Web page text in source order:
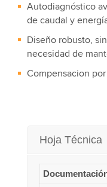
Autodiagnóstico
de caudal y
Diseño robusto,
necesidad de
Compensacion
Hoja Técnica